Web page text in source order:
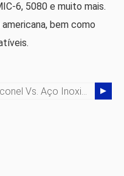
6, 5080 e muito mais.
bem como
Inconel Vs. Aço Inoxidável Em Usos Industriais